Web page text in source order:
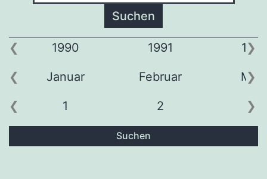
1990 1991
Januar Februar
1 2 3
Suchen